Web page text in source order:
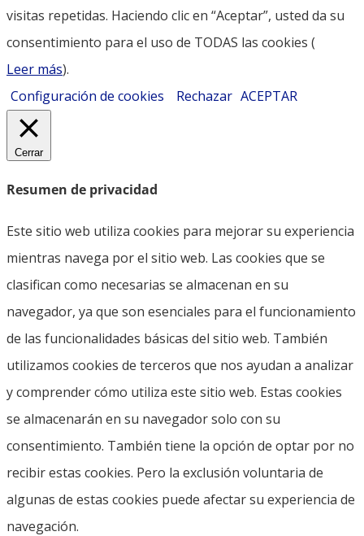
visitas repetidas. Haciendo clic en “Aceptar”, usted da su
consentimiento para el uso de TODAS las cookies (
Leer más).
Configuración de cookies
Rechazar ACEPTAR
Cerrar
Resumen de privacidad
Este sitio web utiliza cookies para mejorar su experiencia
mientras navega por el sitio web. Las cookies que se
clasifican como necesarias se almacenan en su
navegador, ya que son esenciales para el funcionamiento
de las funcionalidades básicas del sitio web. También
utilizamos cookies de terceros que nos ayudan a analizar
y comprender cómo utiliza este sitio web. Estas cookies
se almacenarán en su navegador solo con su
consentimiento. También tiene la opción de optar por no
recibir estas cookies. Pero la exclusión voluntaria de
algunas de estas cookies puede afectar su experiencia de
navegación.